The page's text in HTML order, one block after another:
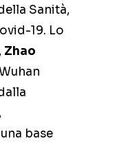
Sanità,
19. Lo
Zhao
base